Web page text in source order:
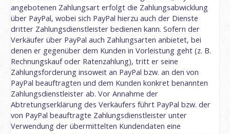
angebotenen Zahlungsart erfolgt die Zahlungsabwicklung
über PayPal, wobei sich PayPal hierzu auch der Dienste
dritter Zahlungsdienstleister bedienen kann. Sofern der
Verkäufer über PayPal auch Zahlungsarten anbietet, bei
denen er gegenüber dem Kunden in Vorleistung geht (z. B.
Rechnungskauf oder Ratenzahlung), tritt er seine
Zahlungsforderung insoweit an PayPal bzw. an den von
PayPal beauftragten und dem Kunden konkret benannten
Zahlungsdienstleister ab. Vor Annahme der
Abtretungserklärung des Verkäufers führt PayPal bzw. der
von PayPal beauftragte Zahlungsdienstleister unter
Verwendung der übermittelten Kundendaten eine